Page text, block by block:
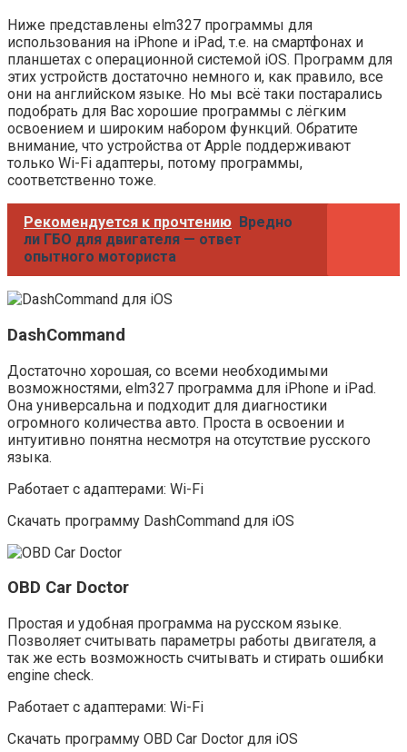
Ниже представлены elm327 программы для
использования на iPhone и iPad, т.е. на смартфонах и
планшетах с операционной системой iOS. Программ для
этих устройств достаточно немного и, как правило, все
они на английском языке. Но мы всё таки постарались
подобрать для Вас хорошие программы с лёгким
освоением и широким набором функций. Обратите
внимание, что устройства от Apple поддерживают
только Wi-Fi адаптеры, потому программы,
соответственно тоже.
Рекомендуется к прочтению Вредно
ли ГБО для двигателя — ответ
опытного моториста
DashCommand
Достаточно хорошая, со всеми необходимыми
возможностями, elm327 программа для iPhone и iPad.
Она универсальна и подходит для диагностики
огромного количества авто. Проста в освоении и
интуитивно понятна несмотря на отсутствие русского
языка.
Работает с адаптерами: Wi-Fi
Скачать программу DashCommand для iOS
OBD Car Doctor
Простая и удобная программа на русском языке.
Позволяет считывать параметры работы двигателя, а
так же есть возможность считывать и стирать ошибки
engine check.
Работает с адаптерами: Wi-Fi
Скачать программу OBD Car Doctor для iOS